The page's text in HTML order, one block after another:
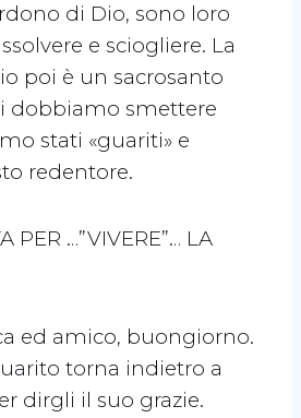
di Dio, sono loro
e sciogliere. La
poi è un sacrosanto
dobbiamo smettere
stati «guariti» e
redentore.
PER …”VIVERE”… LA
ed amico, buongiorno.
torna indietro a
dirgli il suo grazie.